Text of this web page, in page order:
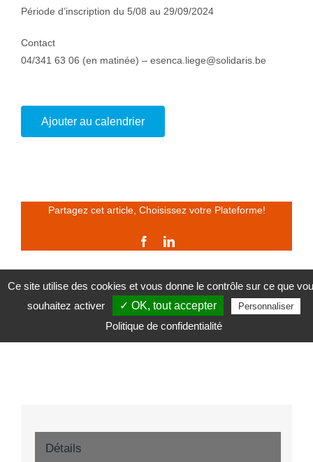
Période d’inscription du 5/08 au 29/09/2024
Contact
04/341 63 06 (en matinée) – esenca.liege@solidaris.be
Ajouter au calendrier
Partagez cet article, Choisissez votre Plateforme!
FacebookLinkedIn
Activ’toi – Deviens acteur de tes
Les SAM – Samedi Ados
Mensuels
Détails
Ce site utilise des cookies et vous donne le contrôle sur ce que
souhaitez activer
✓ OK, tout accepter Personnaliser
Politique de confidentialité